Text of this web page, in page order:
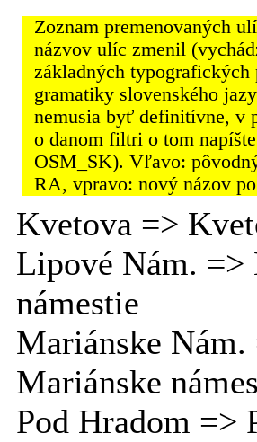
Zoznam premenovaných
názvov ulíc zmenil
základných typografických
gramatiky slovenského
nemusia byť definitívne, v
o danom filtri o tom
OSM_SK). Vľavo:
RA, vpravo: nový názov
Kvetova =>
Lipové Nám. =>
námestie
Mariánske Nám.
Mariánske
Pod Hradom =>